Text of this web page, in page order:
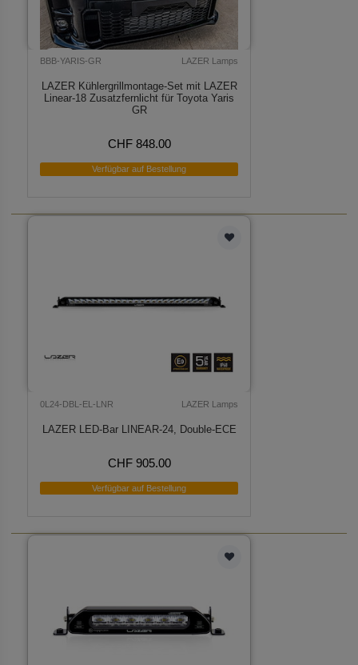
BBB-YARIS-GR LAZER Lamps
LAZER Kühlergrillmontage-Set mit LAZER
Linear-18 Zusatzfernlicht für Toyota Yaris
GR
CHF 848.00
Verfügbar auf Bestellung
0L24-DBL-EL-LNR LAZER Lamps
LAZER LED-Bar LINEAR-24, Double-ECE
CHF 905.00
Verfügbar auf Bestellung